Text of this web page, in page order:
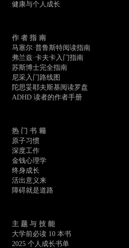
健康与个人成长
作者指南
马塞尔·普鲁斯特阅读指南
弗兰兹·卡夫卡入门指南
苏斯博士完全指南
尼采入门路线图
陀思妥耶夫斯基阅读罗盘
ADHD 读者的作者手册
热门书籍
原子习惯
深度工作
金钱心理学
终身成长
活出意义来
障碍就是道路
主题与技能
大学前必读 10 本书
2025 个人成长书单